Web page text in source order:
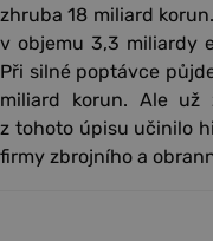
zhruba 18 miliard
v objemu 3,3 miliardy
Při silné poptávce
miliard korun. Ale
z tohoto úpisu učinilo
firmy zbrojního a